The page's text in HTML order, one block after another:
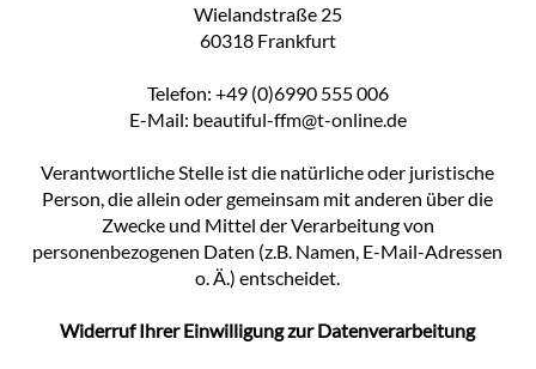
Wielandstraße 25
60318 Frankfurt
Telefon: +49 (0)6990 555 006
E-Mail: beautiful-ffm@t-online.de
Verantwortliche Stelle ist die natürliche oder juristische
Person, die allein oder gemeinsam mit anderen über die
Zwecke und Mittel der Verarbeitung von
personenbezogenen Daten (z.B. Namen, E-Mail-Adressen
o. Ä.) entscheidet.
Widerruf Ihrer Einwilligung zur Datenverarbeitung